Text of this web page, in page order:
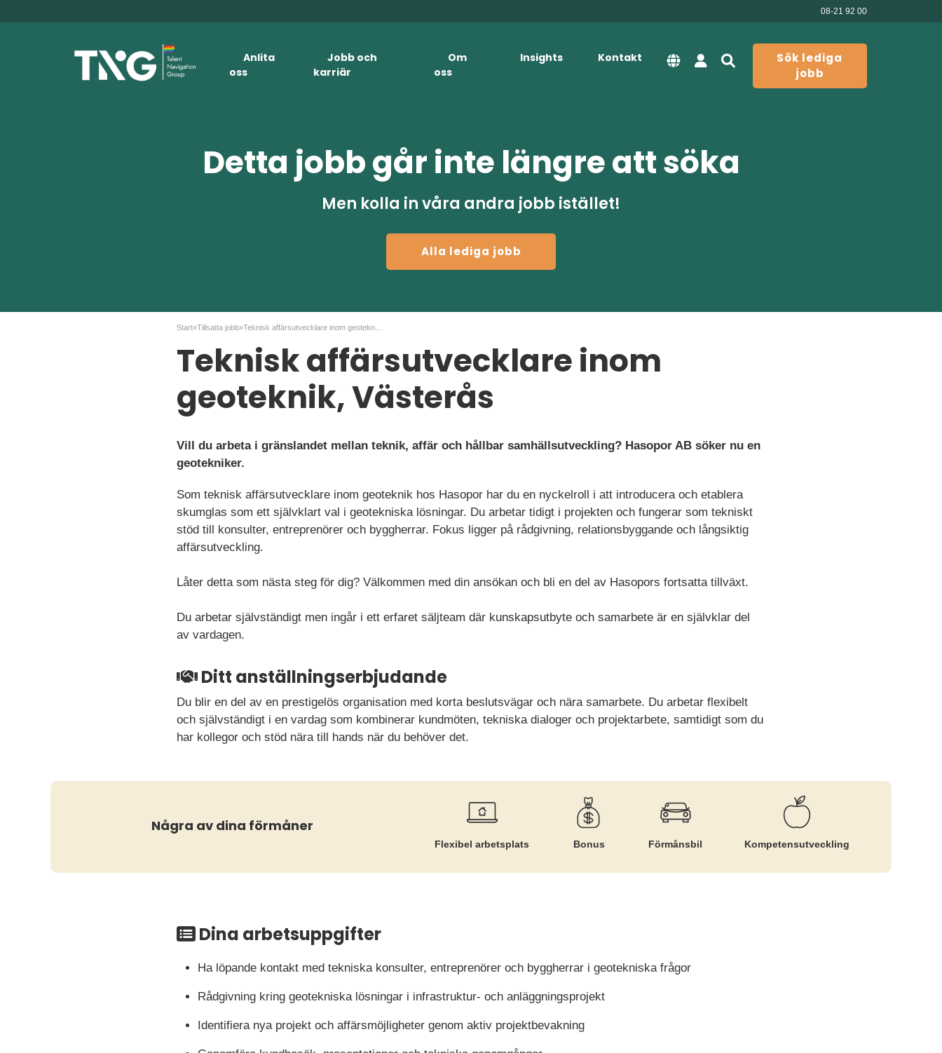
08-21 92 00
Anlita
oss
Jobb och
karriär
Om
oss
Insights Kontakt
Sök lediga
jobb
Detta jobb går inte längre att söka
Men kolla in våra andra jobb istället!
Alla lediga jobb
Start»Tillsatta jobb»
Teknisk affärsutvecklare inom
geoteknik, Västerås
Vill du arbeta i gränslandet mellan teknik, affär och hållbar samhällsutveckling? Hasopor AB söker nu en
geotekniker.
Som teknisk affärsutvecklare inom geoteknik hos Hasopor har du en nyckelroll i att introducera och etablera
skumglas som ett självklart val i geotekniska lösningar. Du arbetar tidigt i projekten och fungerar som tekniskt
stöd till konsulter, entreprenörer och byggherrar. Fokus ligger på rådgivning, relationsbyggande och långsiktig
affärsutveckling.
Låter detta som nästa steg för dig? Välkommen med din ansökan och bli en del av Hasopors fortsatta tillväxt.
Du arbetar självständigt men ingår i ett erfaret säljteam där kunskapsutbyte och samarbete är en självklar del
av vardagen.
Ditt anställningserbjudande
Du blir en del av en prestigelös organisation med korta beslutsvägar och nära samarbete. Du arbetar flexibelt
och självständigt i en vardag som kombinerar kundmöten, tekniska dialoger och projektarbete, samtidigt som du
har kollegor och stöd nära till hands när du behöver det.
Några av dina förmåner
Flexibel arbetsplats Bonus Förmånsbil Kompetens­utveckling
Dina arbetsuppgifter
Ha löpande kontakt med tekniska konsulter, entreprenörer och byggherrar i geotekniska frågor
Rådgivning kring geotekniska lösningar i infrastruktur- och anläggningsprojekt
Identifiera nya projekt och affärsmöjligheter genom aktiv projektbevakning